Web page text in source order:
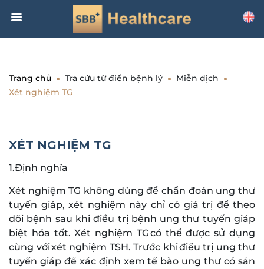
Trang chủ Tra cứu từ điển bệnh lý
Miễn dịch
Xét nghiệm TG
XÉT NGHIỆM TG
1.Định nghĩa
Xét nghiệm TG không dùng để chẩn đoán ung thư
tuyến giáp, xét nghiệm này chỉ có giá trị để theo
dõi bệnh sau khi điều trị bệnh ung thư tuyến giáp
biệt hóa tốt. Xét nghiệm TG có thể được sử dụng
cùng với xét nghiệm TSH. Trước khi điều trị ung thư
tuyến giáp để xác định xem tế bào ung thư có sản